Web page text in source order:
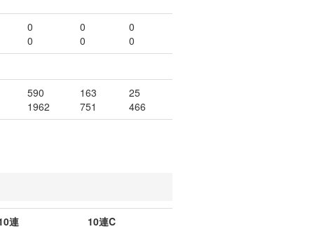
0
0
0
0
0
0
590
1962
163
751
25
466
連
10連C